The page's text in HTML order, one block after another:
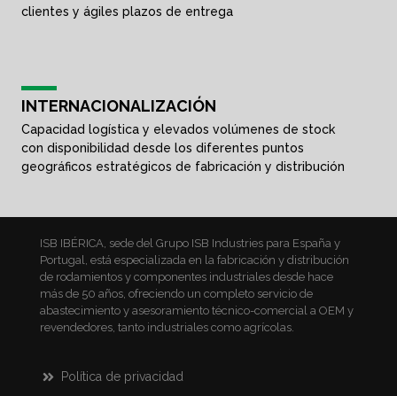
clientes y ágiles plazos de entrega
INTERNACIONALIZACIÓN
Capacidad logística y elevados volúmenes de stock
con disponibilidad desde los diferentes puntos
geográficos estratégicos de fabricación y distribución
ISB IBÉRICA, sede del Grupo ISB Industries para España y
Portugal, está especializada en la fabricación y distribución
de rodamientos y componentes industriales desde hace
más de 50 años, ofreciendo un completo servicio de
abastecimiento y asesoramiento técnico-comercial a OEM y
revendedores, tanto industriales como agrícolas.
Política de privacidad